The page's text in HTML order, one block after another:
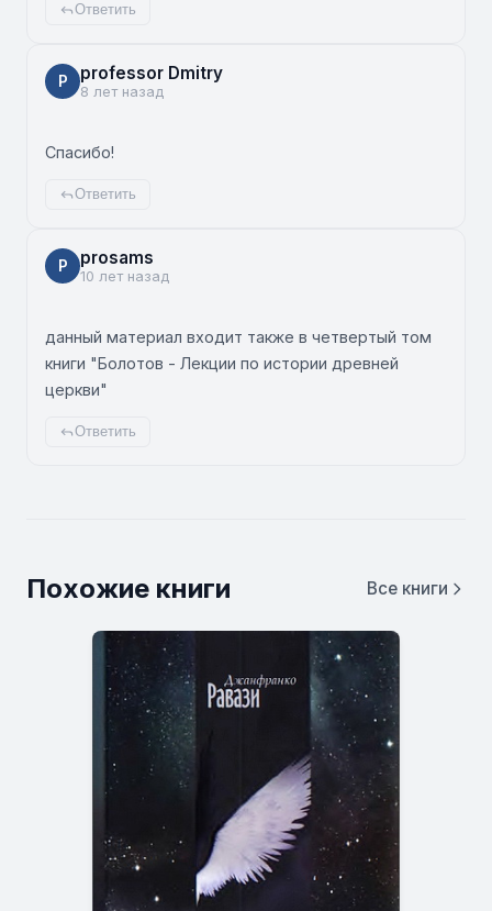
Ответить
P professor Dmitry
8 лет назад
Спасибо!
Ответить
P prosams
10 лет назад
данный материал входит также в четвертый том
книги "Болотов - Лекции по истории древней
церкви"
Ответить
Похожие книги Все книги